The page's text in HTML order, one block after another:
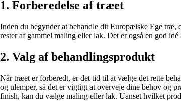
1. Forberedelse af træet
Inden du begynder at behandle dit Europæiske Ege træ,
rester af gammel maling eller lak. Det er også en god
2. Valg af behandlingsprodukt
Når træet er forberedt, er det tid til at vælge det rette
og ulemper, så det er vigtigt at overveje dine behov og
finish, kan du vælge maling eller lak. Uanset hvilket